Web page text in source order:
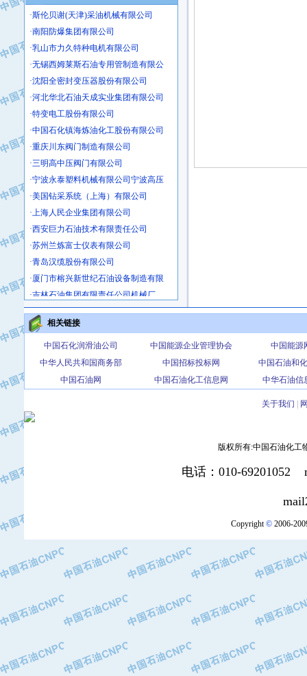
·斯伦贝谢(天津)采油机械有限公司
·南阳防爆集团有限公司
·大港油田集团中成机械制造有限公司
·承德司达石油装备开发公司
·大港油田集团中成机械制造有限公司
·四川明星电缆有限公司
·中国石油大庆石油化工总厂
·北京三盈联合石油技术有限公司
·北京长空工业有限公司
·河北保定天威集团特变电气有限公司
·中国石油抚顺石化公司
·托肯恒山科技（广州）有限公司
·中国石油兰州石油化工公司
·大庆油田有限责任公司
·中国石油辽河油田分公司
相关链接
中国石化润滑油公司 中国能源企业管理协会
中国能源
中华人民共和国商务部
中国招标投标网
中国石油和
中国石油网
中国石油化工信息网 中华石油信
关于我们
版权所有:中国石油化工
电话：010-69201052
Copyright©2006-